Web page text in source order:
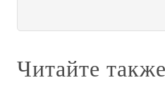
Читайте также